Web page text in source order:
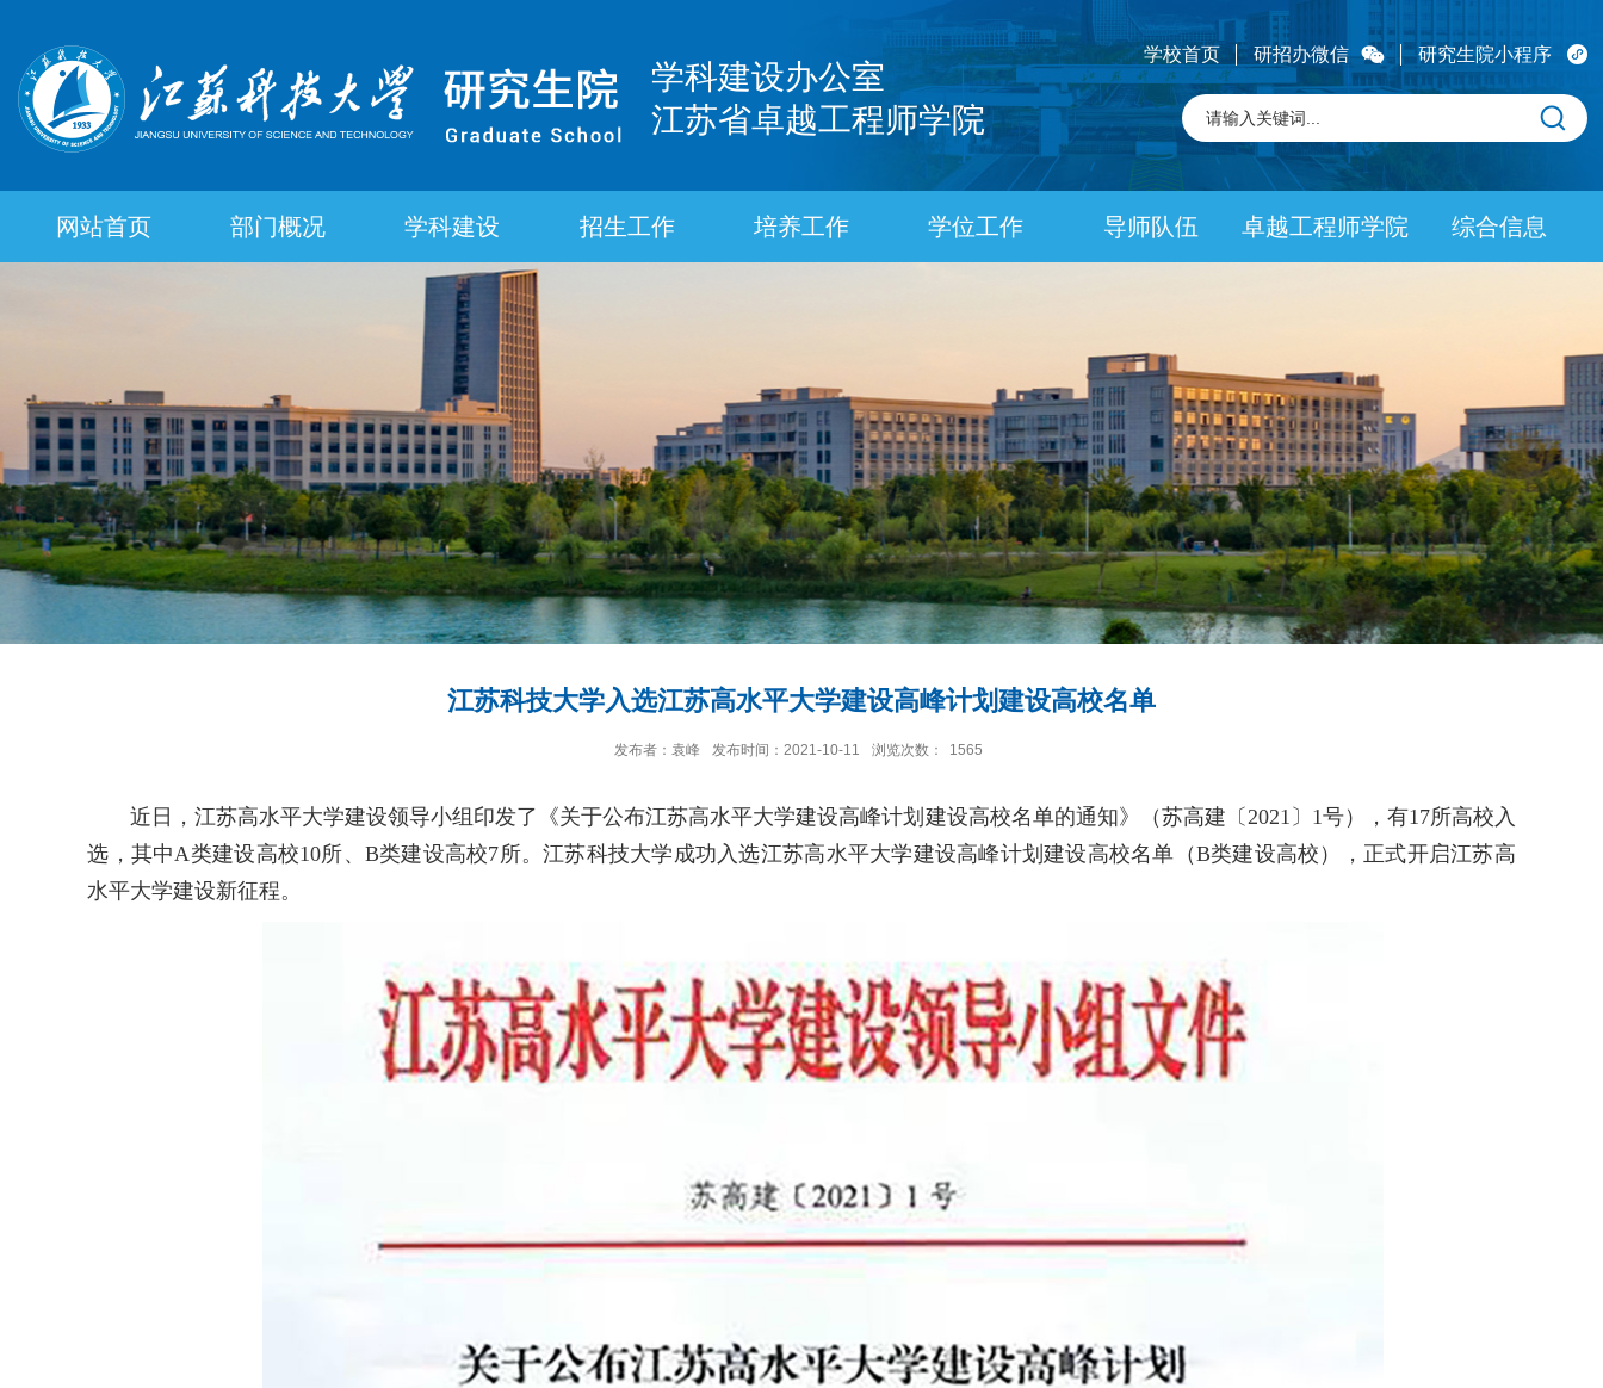
学科建设办公室
江苏省卓越工程师学院
学校首页 研招办微信 研究生院小程序
网站首页 部门概况 学科建设 招生工作 培养工作 学位工作 导师队伍 卓越工程师学院 综合信息
江苏科技大学入选江苏高水平大学建设高峰计划建设高校名单
发布者：袁峰 发布时间：2021-10-11 浏览次数： 1565
近日，江苏高水平大学建设领导小组印发了《关于公布江苏高水平大学建设高峰计划建设高校名单的通知》（苏高建〔2021〕1号），有17所高校入
选，其中A类建设高校10所、B类建设高校7所。江苏科技大学成功入选江苏高水平大学建设高峰计划建设高校名单（B类建设高校），正式开启江苏高
水平大学建设新征程。